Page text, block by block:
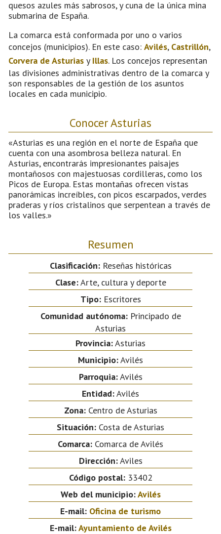
quesos azules más sabrosos, y cuna de la única mina
submarina de España.
La comarca está conformada por uno o varios
concejos (municipios). En este caso: Avilés, Castrillón,
Corvera de Asturias y Illas. Los concejos representan
las divisiones administrativas dentro de la comarca y
son responsables de la gestión de los asuntos
locales en cada municipio.
Conocer Asturias
«Asturias es una región en el norte de España que
cuenta con una asombrosa belleza natural. En
Asturias, encontrarás impresionantes paisajes
montañosos con majestuosas cordilleras, como los
Picos de Europa. Estas montañas ofrecen vistas
panorámicas increíbles, con picos escarpados, verdes
praderas y ríos cristalinos que serpentean a través de
los valles.»
Resumen
Clasificación:Reseñas históricas
Clase:Arte, cultura y deporte
Tipo:Escritores
Comunidad autónoma:Principado de
Asturias
Provincia:Asturias
Municipio:Avilés
Parroquia:Avilés
Entidad:Avilés
Zona:Centro de Asturias
Situación: Costa de Asturias
Comarca: Comarca de Avilés
Dirección:Aviles
Código postal:33402
Web del municipio:Avilés
E-mail: Oficina de turismo
E-mail:Ayuntamiento de Avilés